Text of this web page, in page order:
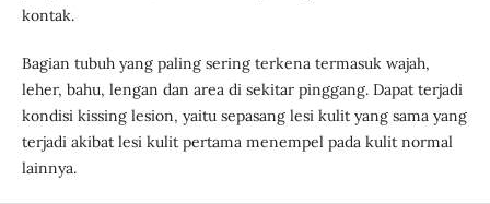
kontak.
Bagian tubuh yang paling sering terkena termasuk wajah,
leher, bahu, lengan dan area di sekitar pinggang. Dapat terjadi
kondisi kissing lesion, yaitu sepasang lesi kulit yang sama yang
terjadi akibat lesi kulit pertama menempel pada kulit normal
lainnya.